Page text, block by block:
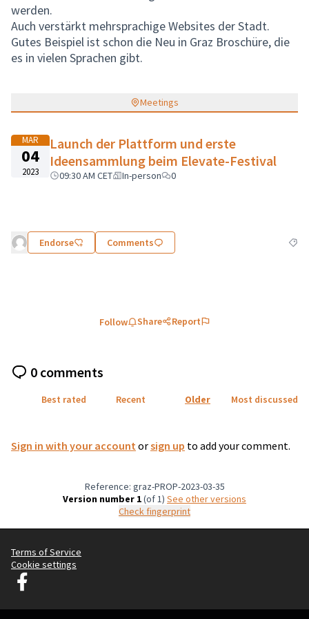
werden.
Auch verstärkt mehrsprachige Websites der Stadt.
Gutes Beispiel ist schon die Neu in Graz Broschüre, die
es in vielen Sprachen gibt.
Meetings
MAR
04
2023
Launch der Plattform und erste
Ideensammlung beim Elevate-Festival
09:30 AM CET In-person 0
Endorse Comments
Follow Share Report
0 comments
Best rated Recent Older Most discussed
Sign in with your account orsign up to add your comment.
Reference: graz-PROP-2023-03-35
Version number 1(of 1)
see other versions
Check fingerprint
Terms of Service
Cookie settings
Graz Gemeinsam Gestalten at Facebook